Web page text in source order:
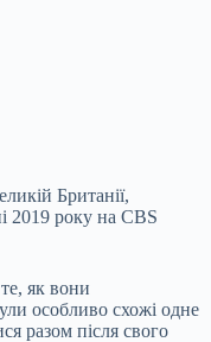
Британії,
2019 року на CBS
як вони
особливо схожі одне
разом після свого